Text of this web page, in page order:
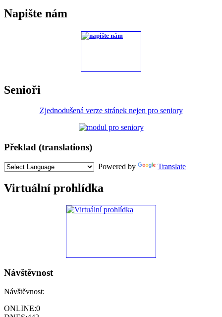
Napište nám
Senioři
Zjednodušená verze stránek nejen pro seniory
Překlad (translations)
Powered by Translate
Virtuální prohlídka
Návštěvnost
Návštěvnost:
ONLINE:0